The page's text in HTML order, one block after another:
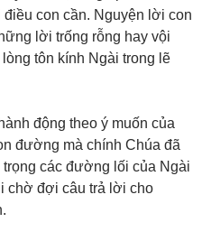
điều con cần. Nguyện lời con
lời trống rỗng hay vội
tôn kính Ngài trong lẽ
động theo ý muốn của
đường mà chính Chúa đã
các đường lối của Ngài
chờ đợi câu trả lời cho